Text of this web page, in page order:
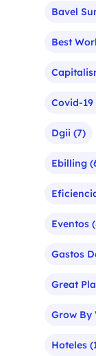
Bavel
Best
Covid-19
Dgii (7)
Ebilling
Eventos
Gastos
Great
Grow By
Hoteles